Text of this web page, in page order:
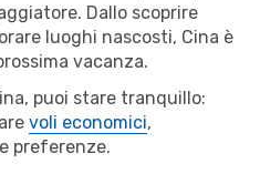
Dallo scoprire
luoghi nascosti, Cina è
vacanza.
puoi stare tranquillo:
voli economici,
preferenze.